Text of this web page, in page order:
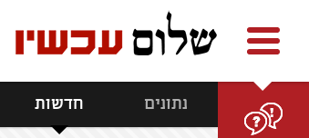
Facebookyoutube twitter
נתונים חדשות